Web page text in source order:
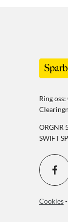
Ring
ORGNR
SWIFT
Cookies-